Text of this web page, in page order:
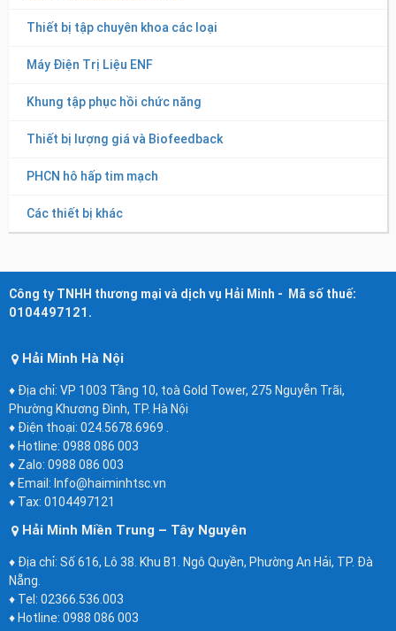
Thiết bị tập chuyên khoa các loại
Máy Điện Trị Liệu ENF
Khung tập phục hồi chức năng
Thiết bị lượng giá và Biofeedback
PHCN hô hấp tim mạch
Các thiết bị khác
Công ty TNHH thương mại và dịch vụ Hải Minh - Mã số thuế:
0104497121.
Hải Minh Hà Nội
♦ Địa chỉ: VP 1003 Tầng 10, toà Gold Tower, 275 Nguyễn Trãi,
Phường Khương Đình, TP. Hà Nội
♦ Điện thoại: 024.5678.6969 .
♦ Hotline: 0988 086 003
♦ Zalo: 0988 086 003
♦ Email: Info@haiminhtsc.vn
♦ Tax: 0104497121
Hải Minh Miền Trung – Tây Nguyên
♦ Địa chỉ: Số 616, Lô 38. Khu B1. Ngô Quyền, Phường An Hải, TP. Đà
Nẵng.
♦ Tel: 02366.536.003
♦ Hotline: 0988 086 003